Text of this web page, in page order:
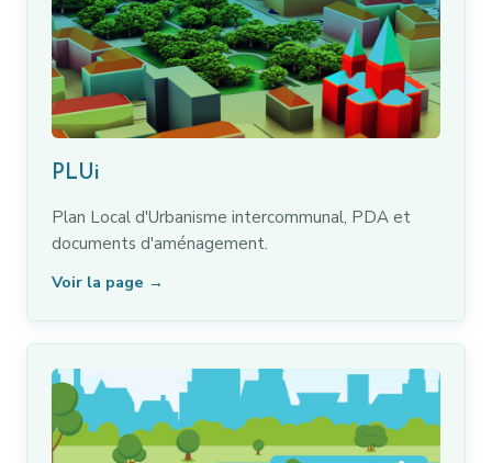
PLUi
Plan Local d'Urbanisme intercommunal, PDA et
documents d'aménagement.
Voir la page →